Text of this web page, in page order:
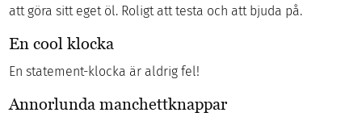
att göra sitt eget öl. Roligt att testa och att bjuda på.
En cool klocka
En statement-klocka är aldrig fel!
Annorlunda manchettknappar